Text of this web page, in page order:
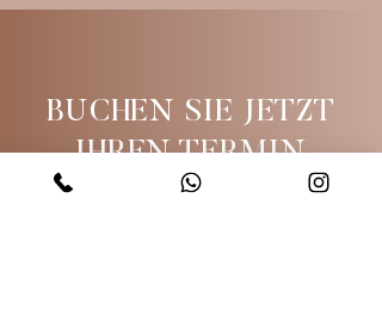
BUCHEN SIE JETZT
IHREN TERMIN